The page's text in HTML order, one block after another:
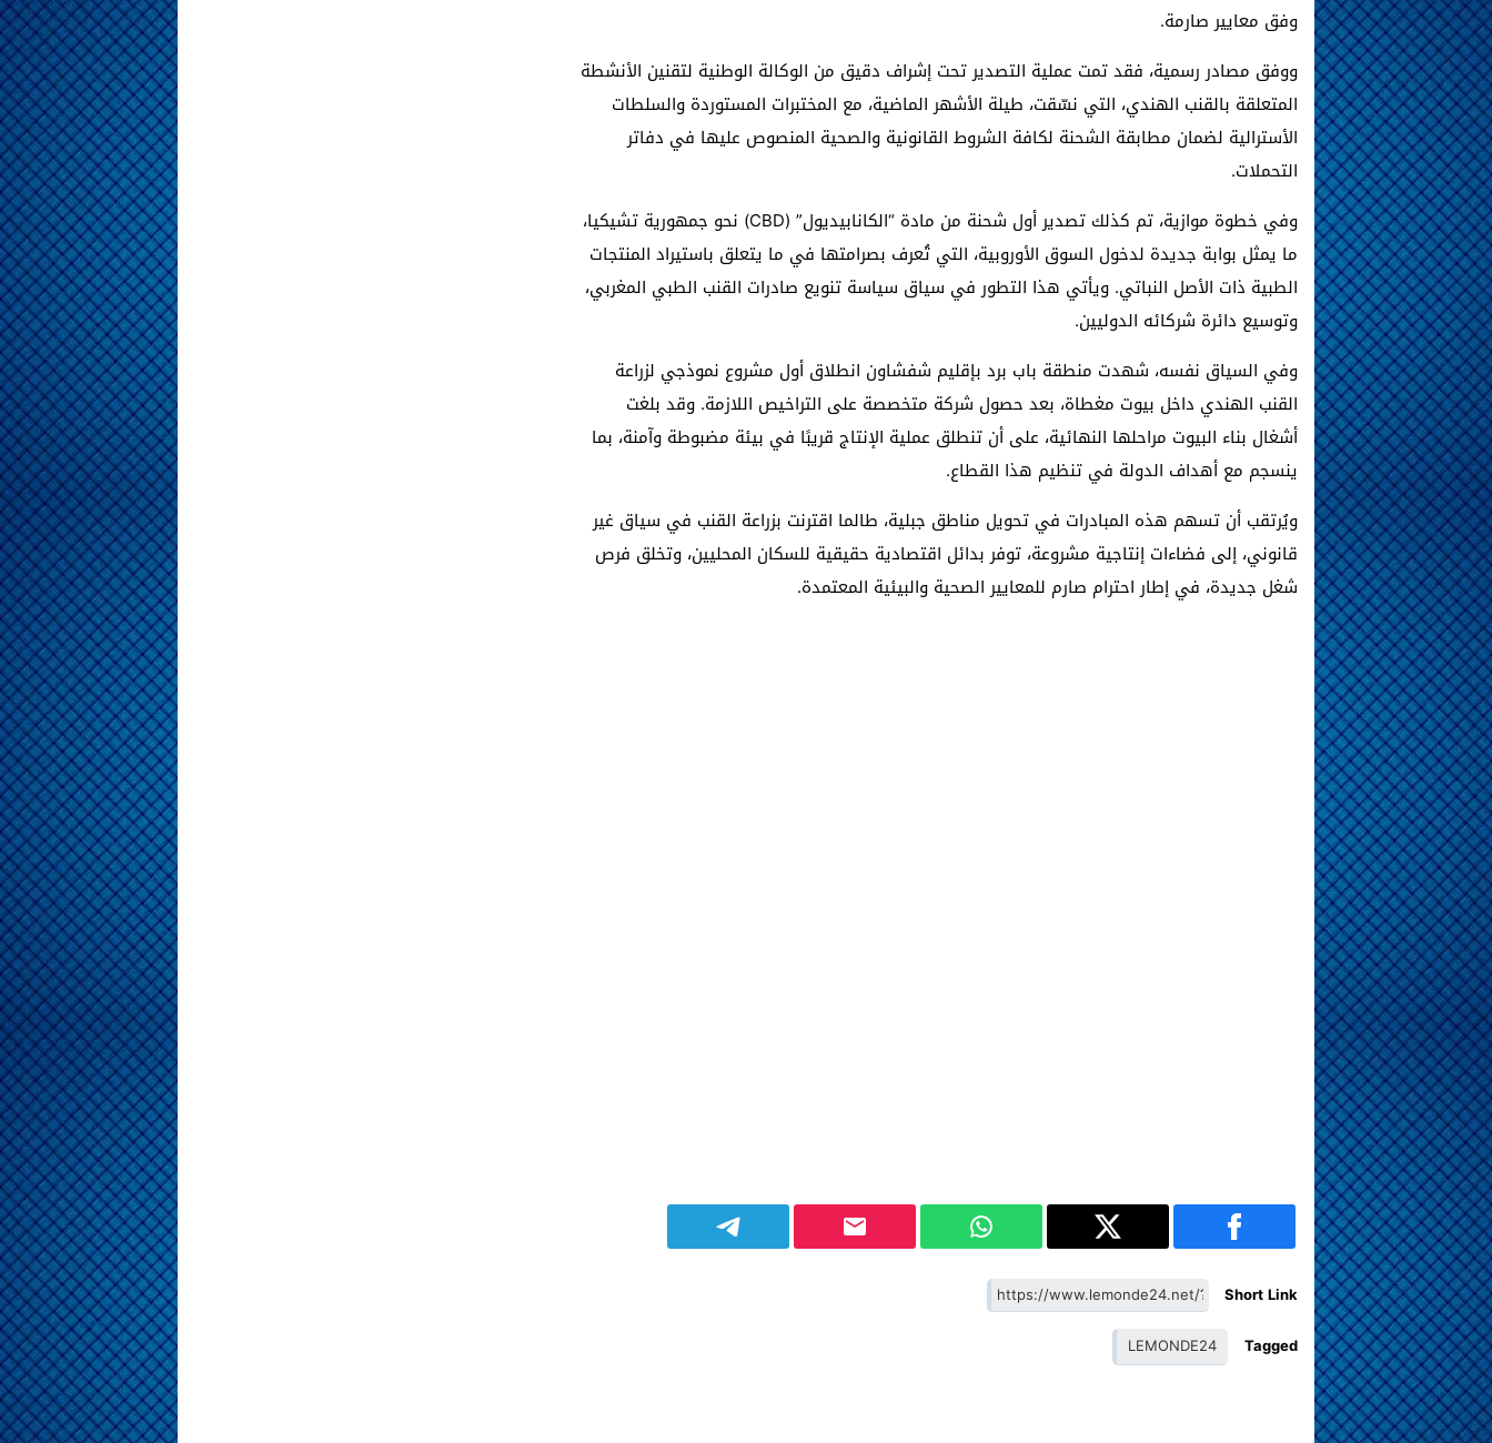
وفق معايير صارمة.
ووفق مصادر رسمية، فقد تمت عملية التصدير تحت إشراف دقيق من الوكالة الوطنية لتقنين الأنشطة
المتعلقة بالقنب الهندي، التي نسّقت، طيلة الأشهر الماضية، مع المختبرات المستوردة والسلطات
الأسترالية لضمان مطابقة الشحنة لكافة الشروط القانونية والصحية المنصوص عليها في دفاتر
التحملات.
وفي خطوة موازية، تم كذلك تصدير أول شحنة من مادة “الكانابيديول” (CBD) نحو جمهورية تشيكيا،
ما يمثل بوابة جديدة لدخول السوق الأوروبية، التي تُعرف بصرامتها في ما يتعلق باستيراد المنتجات
الطبية ذات الأصل النباتي. ويأتي هذا التطور في سياق سياسة تنويع صادرات القنب الطبي المغربي،
وتوسيع دائرة شركائه الدوليين.
وفي السياق نفسه، شهدت منطقة باب برد بإقليم شفشاون انطلاق أول مشروع نموذجي لزراعة
القنب الهندي داخل بيوت مغطاة، بعد حصول شركة متخصصة على التراخيص اللازمة. وقد بلغت
أشغال بناء البيوت مراحلها النهائية، على أن تنطلق عملية الإنتاج قريبًا في بيئة مضبوطة وآمنة، بما
ينسجم مع أهداف الدولة في تنظيم هذا القطاع.
ويُرتقب أن تسهم هذه المبادرات في تحويل مناطق جبلية، طالما اقترنت بزراعة القنب في سياق غير
قانوني، إلى فضاءات إنتاجية مشروعة، توفر بدائل اقتصادية حقيقية للسكان المحليين، وتخلق فرص
شغل جديدة، في إطار احترام صارم للمعايير الصحية والبيئية المعتمدة.
Short Link
Tagged
LEMONDE24